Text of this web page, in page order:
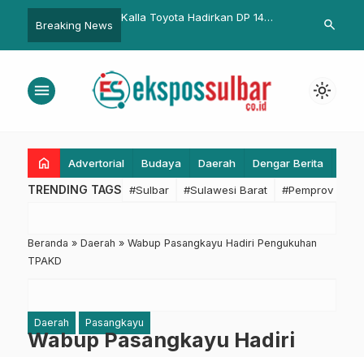
Breaking News
Nikmati Program
Dengan Cicilan
Indonesia Juara Umum ASEAN
Bupati
search
menu light_mode
home Advertorial Budaya Daerah Dengar Berita
TRENDING TAGS #Sulbar #Sulawesi Barat #Pemprov
Beranda » Daerah » Wabup Pasangkayu Hadiri Pengukuhan
TPAKD
Daerah Pasangkayu
Wabup Pasangkayu Hadiri